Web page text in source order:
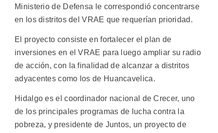
Ministerio de Defensa le correspondió concentrarse
en los distritos del VRAE que requerían prioridad.
El proyecto consiste en fortalecer el plan de
inversiones en el VRAE para luego ampliar su radio
de acción, con la finalidad de alcanzar a distritos
adyacentes como los de Huancavelica.
Hidalgo es el coordinador nacional de Crecer, uno
de los principales programas de lucha contra la
pobreza, y presidente de Juntos, un proyecto de